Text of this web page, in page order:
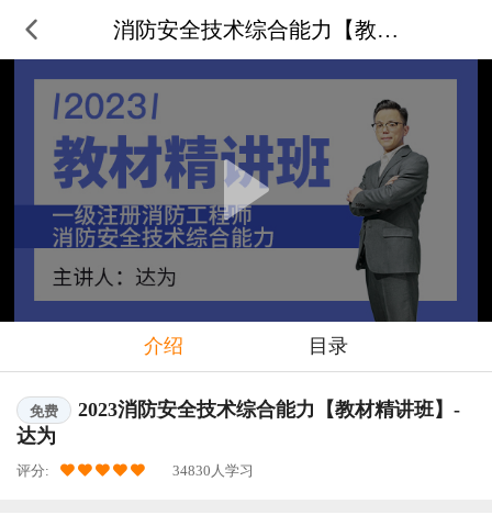
消防安全技术综合能力【教材精讲班
介绍 目录
免费
2023消防安全技术综合能力【教材精讲班】-
达为
评分: 34830人学习